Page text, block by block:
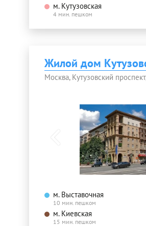
м. Кутузовская
4 мин. пешком
Жилой дом
Москва, Кутузовский
м. Выставочная
10 мин. пешком
м. Киевская
15 мин. пешком